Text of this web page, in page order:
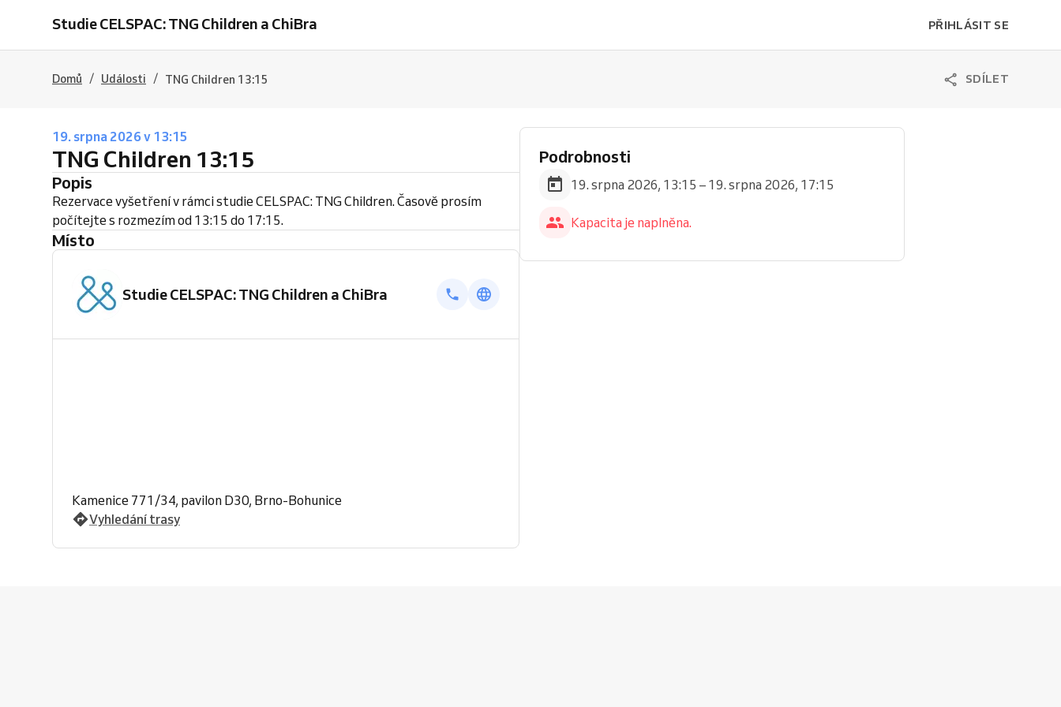
Studie CELSPAC: TNG Children a ChiBra PŘIHLÁSIT SE
Domů / Události / TNG Children 13:15 SDÍLET
19. srpna 2026 v 13:15
TNG Children 13:15
Popis
Rezervace vyšetření v rámci studie CELSPAC: TNG Children. Časově prosím
počítejte s rozmezím od 13:15 do 17:15.
Místo
Studie CELSPAC: TNG Children a ChiBra
Kamenice 771/34, pavilon D30, Brno-Bohunice
Vyhledání trasy
Podrobnosti
19. srpna 2026, 13:15 – 19. srpna 2026, 17:15
Kapacita je naplněna.